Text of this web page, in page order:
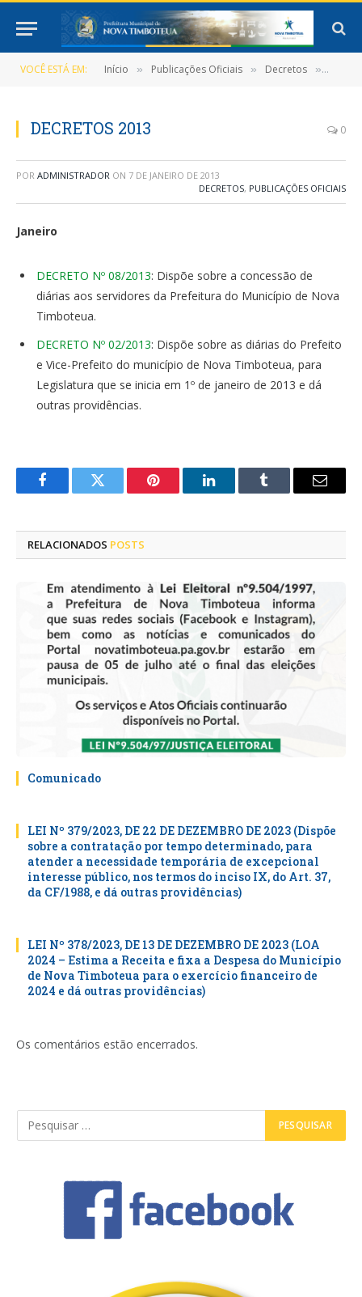
VOCÊ ESTÁ EM: Início » Publicações Oficiais » Decretos »
DECRETOS 2013 0
POR ADMINISTRADOR ON 7 DE JANEIRO DE 2013
DECRETOS, PUBLICAÇÕES OFICIAIS
Janeiro
DECRETO Nº 08/2013: Dispõe sobre a concessão de
diárias aos servidores da Prefeitura do Município de Nova
Timboteua.
DECRETO Nº 02/2013: Dispõe sobre as diárias do Prefeito
e Vice-Prefeito do município de Nova Timboteua, para
Legislatura que se inicia em 1º de janeiro de 2013 e dá
outras providências.
FacebookTwitter Pinterest LinkedInTumblr
E-
RELACIONADOS POSTS
Comunicado
LEI Nº 379/2023, DE 22 DE DEZEMBRO DE 2023 (Dispõe
sobre a contratação por tempo determinado, para
atender a necessidade temporária de excepcional
interesse público, nos termos do inciso IX, do Art. 37,
da CF/1988, e dá outras providências)
LEI Nº 378/2023, DE 13 DE DEZEMBRO DE 2023 (LOA
2024 – Estima a Receita e fixa a Despesa do Município
de Nova Timboteua para o exercício financeiro de
2024 e dá outras providências)
Os comentários estão encerrados.